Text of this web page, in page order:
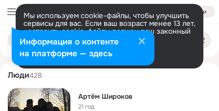
Войти
Мы используем cookie-файлы, чтобы улучшить
сервисы для вас. Если ваш возраст менее 13 лет,
настроить cookie-файлы должен ваш законный
представитель. Больше информации
Разрешить все Настроить
Поиск
людям
artyom shirokov
Люди428
Артëм Широков
21 год
Информация о контенте
на платформе — здесь